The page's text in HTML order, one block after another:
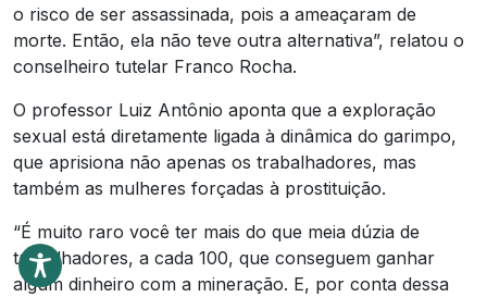
o risco de ser assassinada, pois a ameaçaram de
morte. Então, ela não teve outra alternativa”, relatou o
conselheiro tutelar Franco Rocha.
O professor Luiz Antônio aponta que a exploração
sexual está diretamente ligada à dinâmica do garimpo,
que aprisiona não apenas os trabalhadores, mas
também as mulheres forçadas à prostituição.
“É muito raro você ter mais do que meia dúzia de
trabalhadores, a cada 100, que conseguem ganhar
algum dinheiro com a mineração. E, por conta dessa